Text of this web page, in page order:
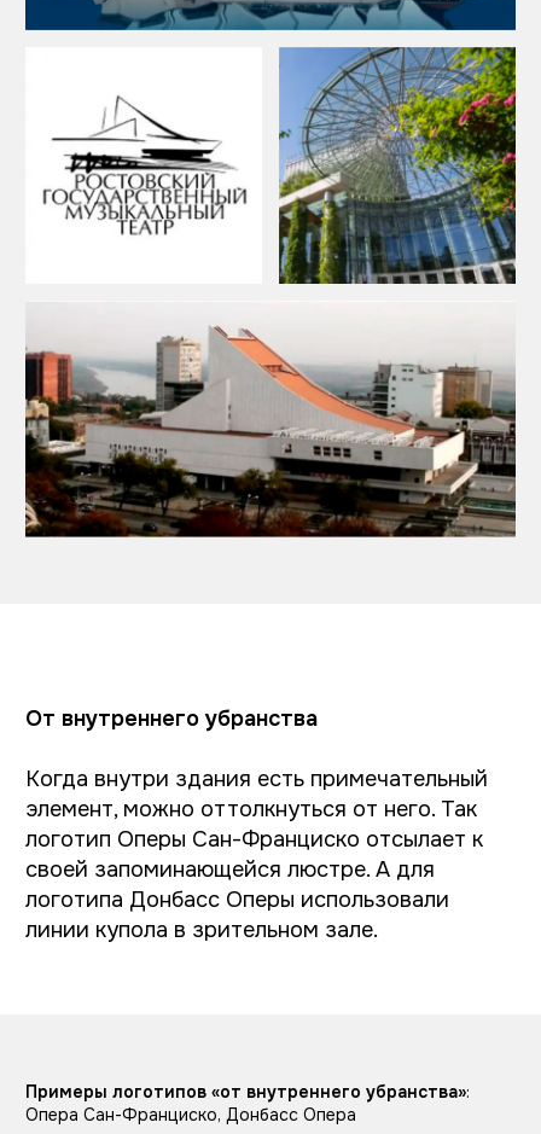
Какие логотипы у театров
нашего города на время
исследования?
предсказуемо застряла в девяностых, это
ожидаемо: государственные театры —